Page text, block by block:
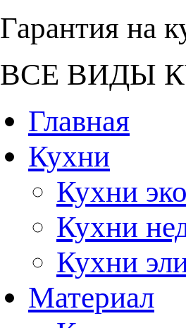
Гарантия на
ВСЕ ВИДЫ
Главная
Кухни
Кухни
Кухни
Кухни
Материал